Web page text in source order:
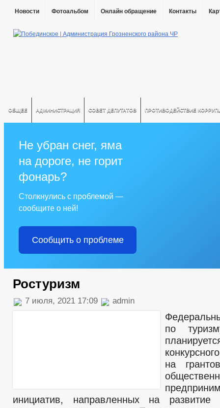
Новости Фотоальбом Онлайн обращение Контакты
ОБЩЕЕ АДМИНИСТРАЦИЯ СОВЕТ ДЕПУТАТОВ ПРОТИВОДЕЙСТВИЕ
Не убран снег, яма
на дороге, не горит
фонарь?
Столкнулись с проблемой —
сообщите о ней!
Сообщить о проблеме
Ростуризм
7 июля, 2021 17:09 admin
по
на
инициатив, направленных на развитие